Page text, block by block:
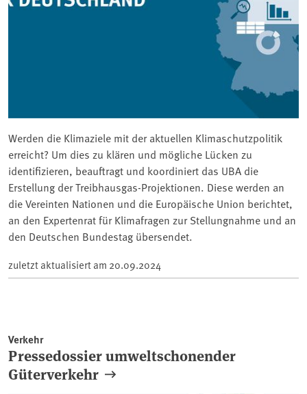
Werden die Klimaziele mit der aktuellen Klimaschutzpolitik
erreicht? Um dies zu klären und mögliche Lücken zu
identifizieren, beauftragt und koordiniert das UBA die
Erstellung der Treibhausgas-Projektionen. Diese werden an
die Vereinten Nationen und die Europäische Union berichtet,
an den Expertenrat für Klimafragen zur Stellungnahme und an
den Deutschen Bundestag übersendet.
zuletzt aktualisiert am 20.09.2024
Verkehr
Pressedossier umweltschonender
Güterverkehr